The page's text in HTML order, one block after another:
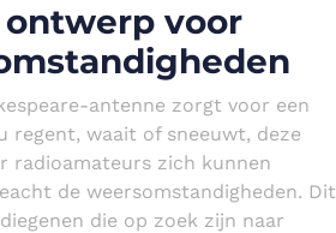
voor
antenne zorgt voor een
regent, waait of sneeuwt, deze
radioamateurs zich kunnen
de weersomstandigheden. Dit
die op zoek zijn naar